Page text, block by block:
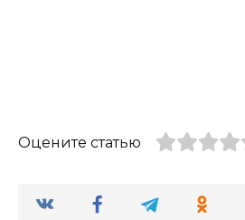
Оцените статью